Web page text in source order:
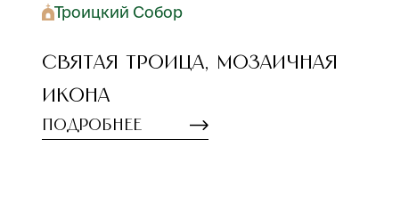
Троицкий Собор
Святая Троица, мозаичная
икона
Подробнее